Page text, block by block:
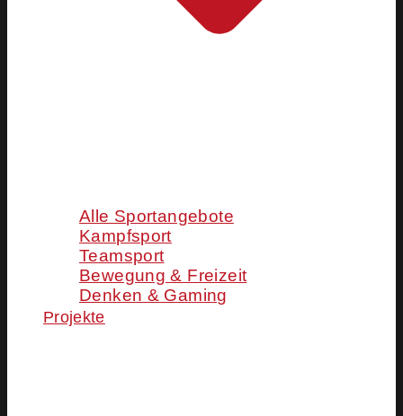
Alle Sportangebote
Kampfsport
Teamsport
Bewegung & Freizeit
Denken & Gaming
Projekte